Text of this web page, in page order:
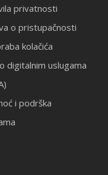
privatnosti
o pristupačnosti
kolačića
digitalnim uslugama
i podrška